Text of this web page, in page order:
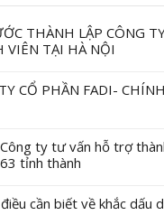
THÀNH LẬP CÔNG
VIÊN TẠI HÀ NỘI
CỔ PHẦN FADI-
ty tư vấn hỗ trợ
tỉnh thành
cần biết về khắc dấu